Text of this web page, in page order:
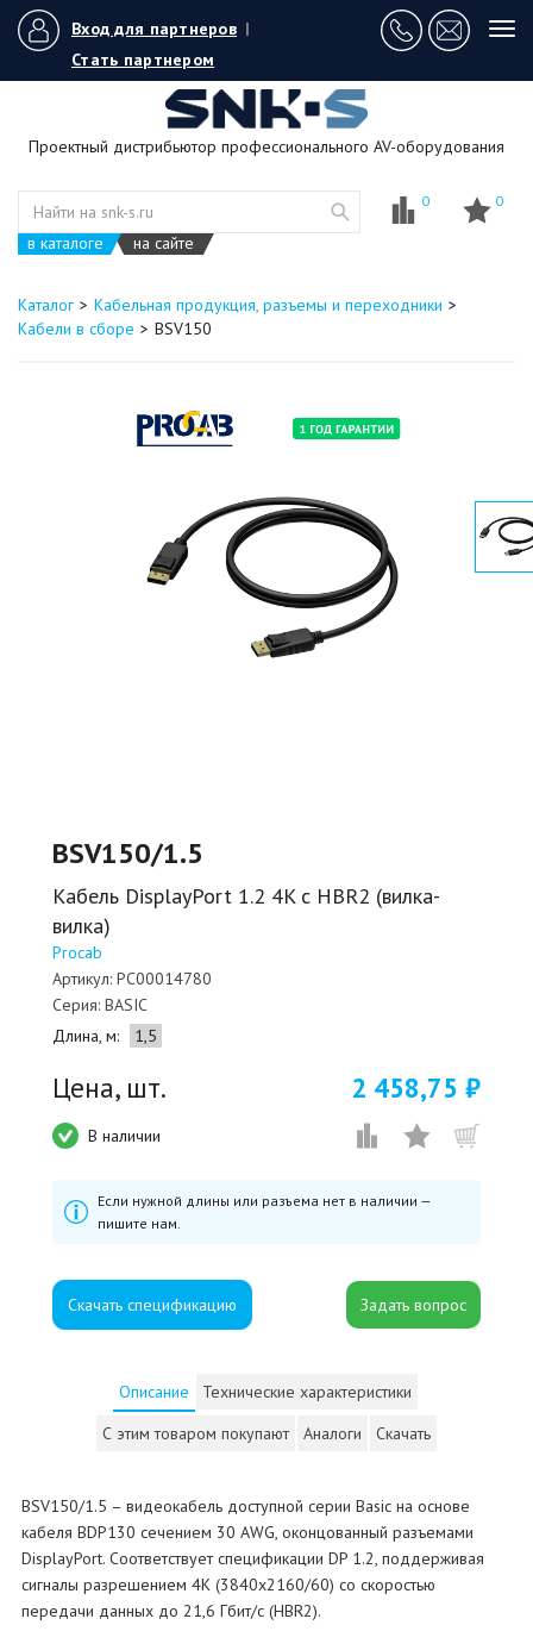
Вход для партнеров |
Стать партнером
Проектный дистрибьютор профессионального AV-оборудования
в каталоге на сайте
0 0
Каталог
Кабельная продукция, разъемы и переходники
Кабели в сборе
BSV150
BSV150/1.5
Кабель DisplayPort 1.2 4K c HBR2 (вилка-
вилка)
Procab
Артикул: PC00014780
Серия: BASIC
Длина, м:
1,5
Цена, шт. 2 458,75 ₽
В наличии
Если нужной длины или разъема нет в наличии —
пишите нам.
Скачать спецификацию
Описание
Технические характеристики
С этим товаром покупают
Аналоги Скачать
BSV150/1.5 – видеокабель доступной серии Basic на основе
кабеля BDP130 сечением 30 AWG, оконцованный разъемами
DisplayPort. Соответствует спецификации DP 1.2, поддерживая
сигналы разрешением 4K (3840x2160/60) cо скоростью
передачи данных до 21,6 Гбит/с (HBR2).